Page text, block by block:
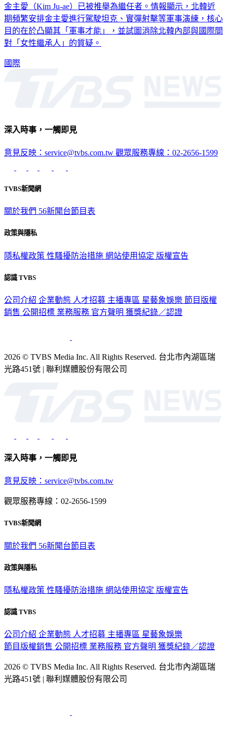
金主愛（Kim Ju-ae）已被推舉為繼任者。情報顯示，北韓近
期頻繁安排金主愛進行駕駛坦克、實彈射擊等軍事演練，核心
目的在於凸顯其「軍事才能」，並試圖消除北韓內部與國際間
對「女性繼承人」的質疑。
國際
深入時事，一觸即見
意見反映：service@tvbs.com.tw 觀眾服務專線：02-2656-1599
TVBS新聞網
關於我們 56新聞台節目表
政策與隱私
隱私權政策 性騷擾防治措施 網站使用協定 版權宣告
認識 TVBS
公司介紹 企業動態 人才招募 主播專區 星藝象娛樂 節目版權
銷售 公開招標 業務服務 官方聲明 獲獎紀錄／認證
2026 © TVBS Media Inc. All Rights Reserved. 台北市內湖區瑞
光路451號 | 聯利媒體股份有限公司
深入時事，一觸即見
意見反映：service@tvbs.com.tw
觀眾服務專線：02-2656-1599
TVBS新聞網
關於我們 56新聞台節目表
政策與隱私
隱私權政策 性騷擾防治措施 網站使用協定 版權宣告
認識 TVBS
公司介紹 企業動態 人才招募 主播專區 星藝象娛樂
節目版權銷售 公開招標 業務服務 官方聲明 獲獎紀錄／認證
2026 © TVBS Media Inc. All Rights Reserved. 台北市內湖區瑞
光路451號 | 聯利媒體股份有限公司